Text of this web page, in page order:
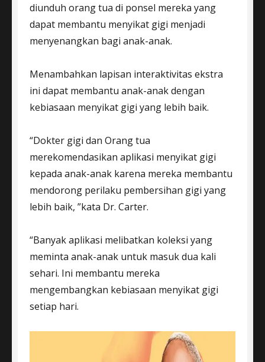
diunduh orang tua di ponsel mereka yang
dapat membantu menyikat gigi menjadi
menyenangkan bagi anak-anak.
Menambahkan lapisan interaktivitas ekstra
ini dapat membantu anak-anak dengan
kebiasaan menyikat gigi yang lebih baik.
“Dokter gigi dan Orang tua
merekomendasikan aplikasi menyikat gigi
kepada anak-anak karena mereka membantu
mendorong perilaku pembersihan gigi yang
lebih baik, ”kata Dr. Carter.
“Banyak aplikasi melibatkan koleksi yang
meminta anak-anak untuk masuk dua kali
sehari. Ini membantu mereka
mengembangkan kebiasaan menyikat gigi
setiap hari.